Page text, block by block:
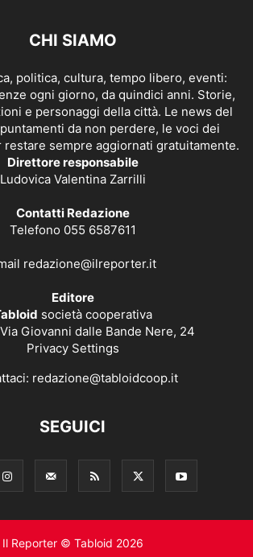
CHI SIAMO
politica, cultura, tempo libero, eventi:
ogni giorno, da quindici anni. Storie,
e personaggi della città. Le news del
da non perdere, le voci dei
restare sempre aggiornati gratuitamente.
Direttore responsabile
Ludovica Valentina Zarrilli
Contatti Redazione
Telefono 055 6587611
redazione@ilreporter.it
Editore
società cooperativa
Giovanni dalle Bande Nere, 24
Privacy Settings
redazione@tabloidcoop.it
SEGUICI
Il Reporter © Tabloid 2026